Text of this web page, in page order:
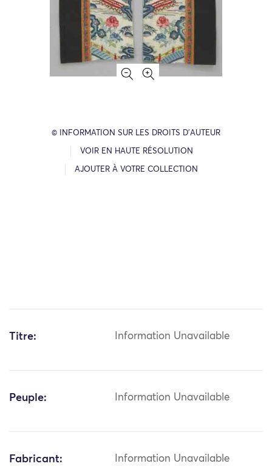
© INFORMATION SUR LES DROITS D’AUTEUR
VOIR EN HAUTE RÉSOLUTION
AJOUTER À VOTRE COLLECTION
Titre: Information Unavailable
Peuple: Information Unavailable
Fabricant: Information Unavailable